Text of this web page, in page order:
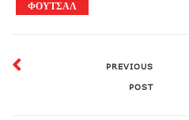
ΦΟΥΤΣΑΛ
PREVIOUS
POST